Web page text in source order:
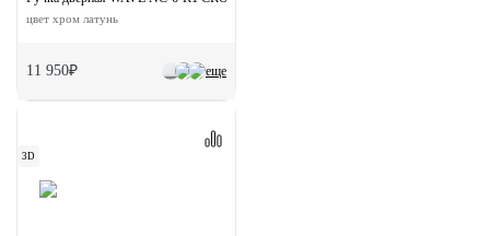
еще
цвет хром латунь
11 950₽
3D